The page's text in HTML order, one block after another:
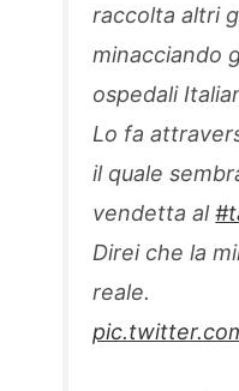
raccolta altri
minacciando
ospedali
Lo fa
il quale
vendetta al
Direi che la
reale.